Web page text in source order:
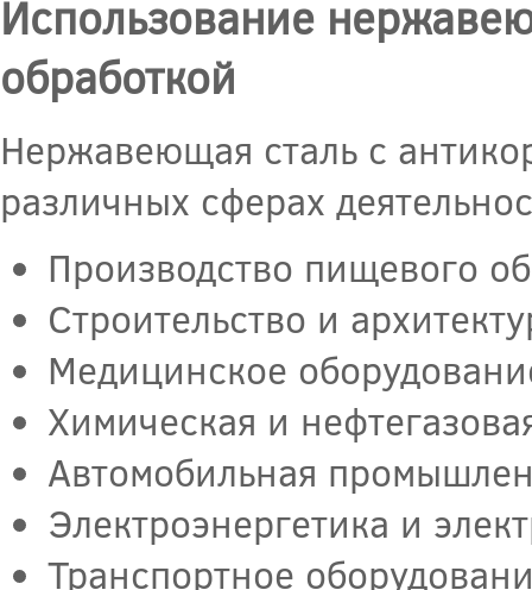
Использование
обработкой
Нержавеющая сталь с
различных сферах
Производство пищевого
Строительство и
Медицинское
Химическая и
Автомобильная
Электроэнергетика и
Транспортное